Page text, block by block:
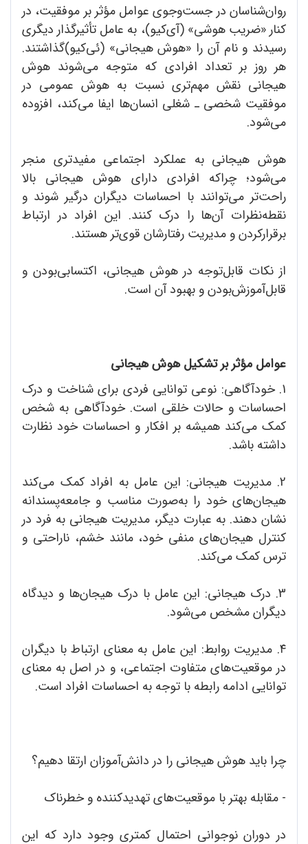
روان‌شناسان در جست‌وجوی عوامل مؤثر بر موفقیت، در
کنار «ضریب هوشی» (آی‌کیو)، به عامل تأثیرگذار دیگری
رسیدند و نام آن را «هوش هیجانی» (ئی‌کیو)گذاشتند.
هر روز بر تعداد افرادی که متوجه می‌شوند هوش
هیجانی نقش مهم‌تری نسبت به هوش عمومی در
موفقیت شخصی ـ شغلی انسان‌ها ایفا می‌کند، افزوده
می‌شود.
هوش هیجانی به عملکرد اجتماعی مفیدتری منجر
می‌شود؛ چراکه افرادی دارای هوش هیجانی بالا
راحت‌تر می‌توانند با احساسات دیگران درگیر شوند و
نقطه‌نظرات آن‌ها را درک کنند. این افراد در ارتباط
برقرارکردن و مدیریت رفتارشان قوی‌تر هستند.
از نکات قابل‌توجه در هوش‌ هیجانی، اکتسابی‌بودن و
قابل‌آموزش‌بودن و بهبود آن‌ است.
عوامل مؤثر بر تشکیل هوش هیجانی
1. خودآگاهی: نوعی توانایی فردی برای شناخت و درک
احساسات و حالات خلقی است. خودآگاهی به شخص
کمک می‌کند همیشه بر افکار و احساسات خود نظارت
داشته باشد.
2. مدیریت هیجانی: این عامل به افراد کمک می‌کند
هیجان‌های خود را به‌صورت مناسب و جامعه‌پسندانه
نشان دهند. به عبارت دیگر، مدیریت هیجانی به فرد در
کنترل هیجان‌های منفی خود، مانند خشم، ناراحتی و
ترس کمک می‌کند.
3. درک هیجانی: این عامل با درک هیجان‌ها و دیدگاه
دیگران مشخص می‌شود.
۴. مدیریت روابط: این عامل به معنای ارتباط با دیگران
در موقعیت‌های متفاوت اجتماعی، و در اصل به معنای
توانایی ادامه رابطه با توجه به احساسات افراد است.
چرا باید هوش هیجانی را در دانش‌آموزان ارتقا دهیم؟
- مقابله بهتر با موقعیت‌های تهدیدکننده و خطرناک
در دوران نوجوانی احتمال کمتری وجود دارد که این